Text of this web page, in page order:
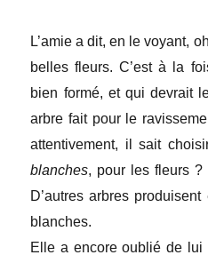
L’amie a dit, en le voyant,
belles fleurs. C’est à la
bien formé, et qui devrait
arbre fait pour le
attentivement, il sait
blanches, pour les fleurs
D’autres arbres
blanches.
Elle a encore oublié de lui